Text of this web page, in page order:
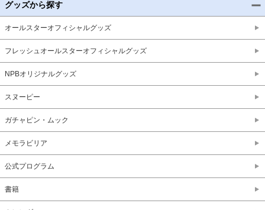
グッズから探す
オールスターオフィシャルグッズ
フレッシュオールスターオフィシャルグッズ
NPBオリジナルグッズ
スヌーピー
ガチャピン・ムック
メモラビリア
公式プログラム
書籍